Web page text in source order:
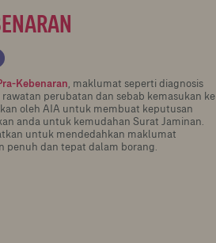
Kebenaran, maklumat seperti diagnosis
perubatan dan sebab kemasukan ke
oleh AIA untuk membuat keputusan
anda untuk kemudahan Surat Jaminan.
untuk mendedahkan maklumat
penuh dan tepat dalam borang.